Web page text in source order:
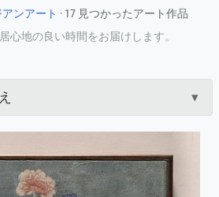
ンアート · 17 見つかったアート作品
心地の良い時間をお届けします。